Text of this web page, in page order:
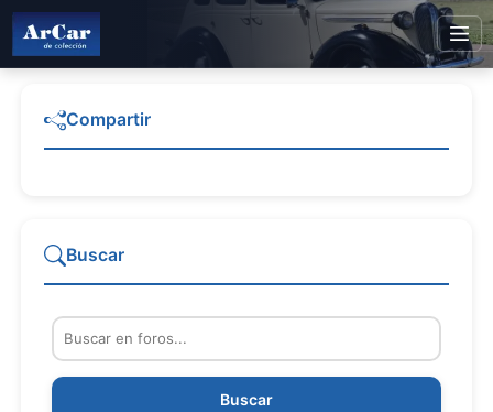
Compartir
Buscar
Buscar